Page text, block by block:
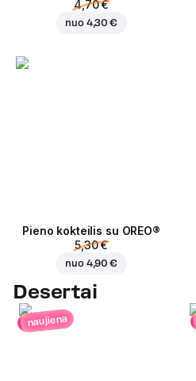
4,70 €
nuo 4,30 €
Pieno kokteilis su OREO®
5,30 €
nuo 4,90 €
Desertai
naujiena